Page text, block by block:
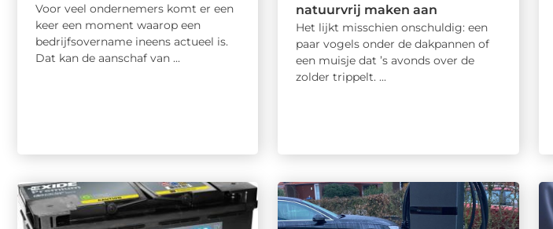
Voor veel ondernemers komt er een
keer een moment waarop een
bedrijfsovername ineens actueel is.
Dat kan de aanschaf van ...
natuurvrij maken aan
Het lijkt misschien onschuldig: een
paar vogels onder de dakpannen of
een muisje dat ’s avonds over de
zolder trippelt. ...